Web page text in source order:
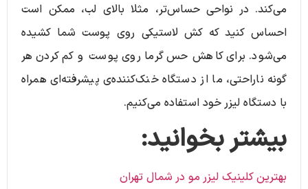
می‌کند. در نواحی حساس‌تر، مثلا بالای لب، ممکن است
احساس کنید که کش لاستیکی روی پوست شما کشیده
می‌شود. برای کاهش حس گرما روی پوست و کم کردن هر
گونه ناراحتی، ما از دستگاه خنک‌کننده‌ی پیشرفته‌ای همراه
با دستگاه لیزر خود استفاده می‌کنیم.
بیشتر بخوانید:
بهترین کلینیک لیزر مو در شمال تهران